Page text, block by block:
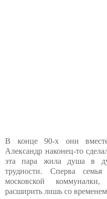
В конце 90-х они
Александр наконец-то
эта пара жила душа в
трудности. Сперва
московской
расширить лишь со